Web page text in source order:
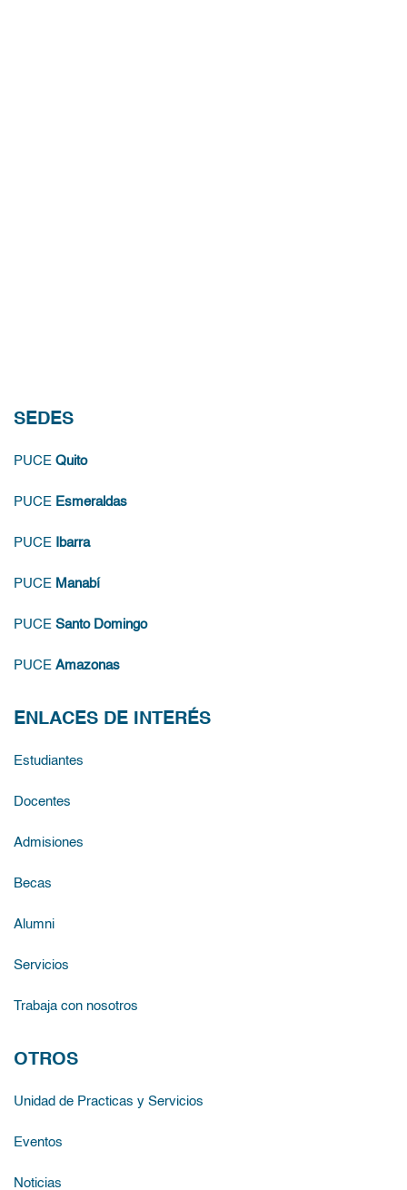
SEDES
PUCE Quito
PUCE Esmeraldas
PUCE Ibarra
PUCE Manabí
PUCE Santo Domingo
PUCE Amazonas
ENLACES DE INTERÉS
Estudiantes
Docentes
Admisiones
Becas
Alumni
Servicios
Trabaja con nosotros
OTROS
Unidad de Practicas y Servicios
Eventos
Noticias